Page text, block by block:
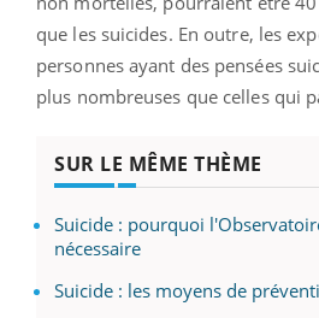
que les suicides. En outre, les
personnes ayant des pensées
plus nombreuses que celles qui
SUR LE MÊME THÈME
Suicide : pourquoi
nécessaire
Suicide : les moyens de